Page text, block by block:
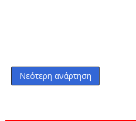
Νεότερη ανάρτηση